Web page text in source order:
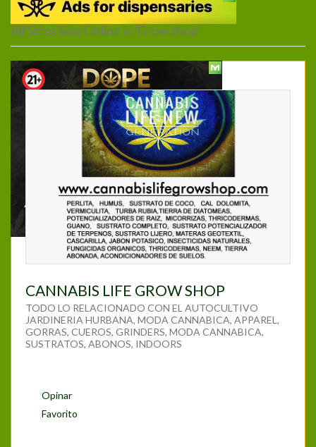
Inicio>Sitios Solo Online> Grow shop
All Sitios Solo Online in 'Grow shop'
CANNABIS LIFE GROW SHOP
TODO LO RELACIONADO CON EL AUTOCULTIVO
JARDINERIA HURBANA, MODA CANNABICA, APPAREL,
GORRAS, CUEROS, GRINDERS, MODA CANNABICA,
SUSTRATOS, ABONOS, INDOORS
Opinar
Favorito